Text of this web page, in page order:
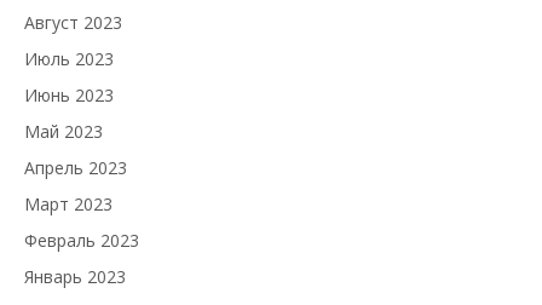
Август 2023
Июль 2023
Июнь 2023
Май 2023
Апрель 2023
Март 2023
Февраль 2023
Январь 2023